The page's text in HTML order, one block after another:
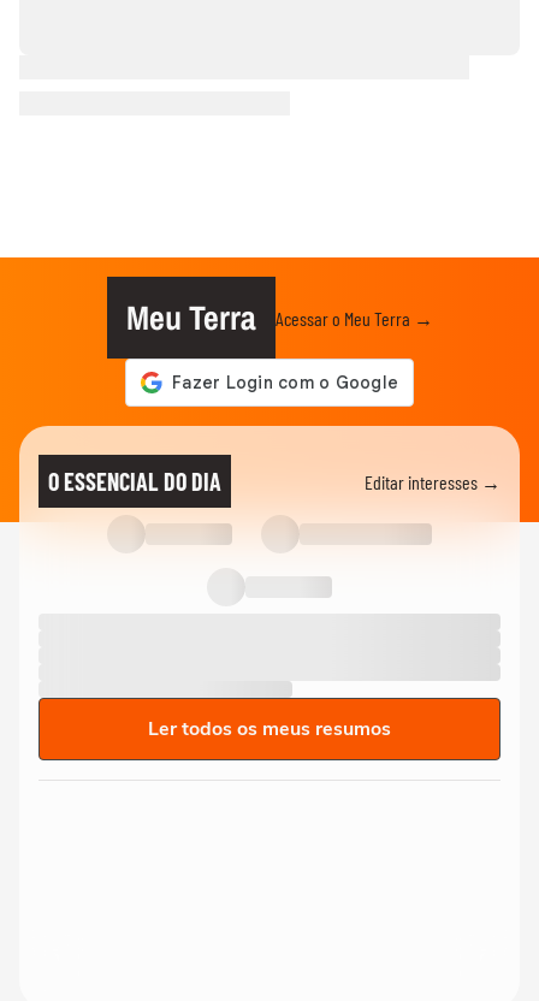
Meu Terra Acessar o Meu Terra →
O ESSENCIAL DO DIA Editar interesses →
Ler todos os meus resumos